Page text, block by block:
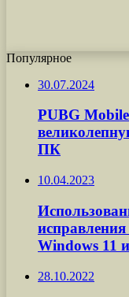
Популярное
30.07.2024
PUBG
ПК
10.04.2023
Windows 11
28.10.2022